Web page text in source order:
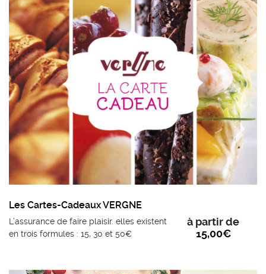
Les Cartes-Cadeaux VERGNE
L’assurance de faire plaisir. elles existent
en trois formules : 15, 30 et 50€
à partir de
15,00€